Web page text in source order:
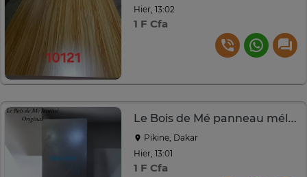
Hier, 13:02
1 F Cfa
Le Bois de Mé panneau mélaminé
Pikine, Dakar
Hier, 13:01
1 F Cfa